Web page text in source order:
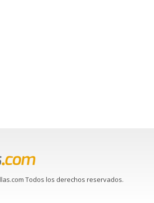
Todos los derechos reservados.